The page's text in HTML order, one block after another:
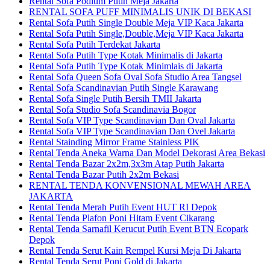
RENTAL SOFA PUFF MINIMALIS UNIK DI BEKASI
Rental Sofa Putih Single Double Meja VIP Kaca Jakarta
Rental Sofa Putih Single,Double,Meja VIP Kaca Jakarta
Rental Sofa Putih Terdekat Jakarta
Rental Sofa Putih Type Kotak Minimalis di Jakarta
Rental Sofa Putih Type Kotak Minimlais di Jakarta
Rental Sofa Queen Sofa Oval Sofa Studio Area Tangsel
Rental Sofa Scandinavian Putih Single Karawang
Rental Sofa Single Putih Bersih TMII Jakarta
Rental Sofa Studio Sofa Scandinavia Bogor
Rental Sofa VIP Type Scandinavian Dan Oval Jakarta
Rental Sofa VIP Type Scandinavian Dan Ovel Jakarta
Rental Stainding Mirror Frame Stainless PIK
Rental Tenda Aneka Warna Dan Model Dekorasi Area Bekasi
Rental Tenda Bazar 2x2m,3x3m Atap Putih Jakarta
Rental Tenda Bazar Putih 2x2m Bekasi
RENTAL TENDA KONVENSIONAL MEWAH AREA
JAKARTA
Rental Tenda Merah Putih Event HUT RI Depok
Rental Tenda Plafon Poni Hitam Event Cikarang
Rental Tenda Sarnafil Kerucut Putih Event BTN Ecopark
Depok
Rental Tenda Serut Kain Rempel Kursi Meja Di Jakarta
Rental Tenda Serut Poni Gold di Jakarta